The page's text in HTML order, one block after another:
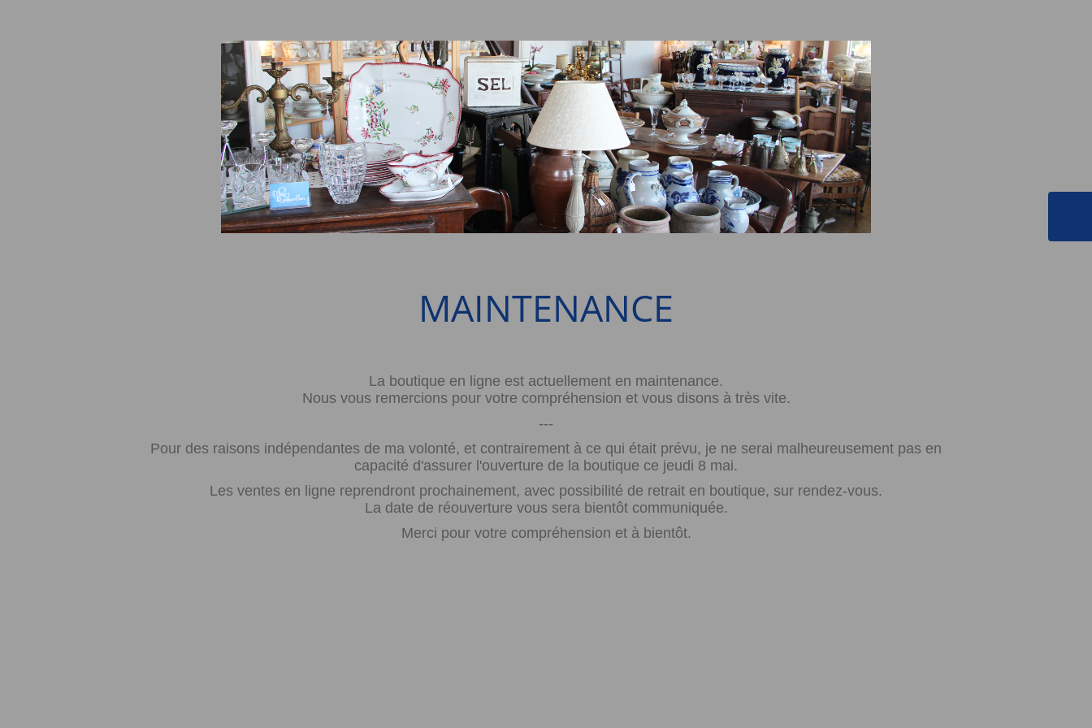
MAINTENANCE
La boutique en ligne est actuellement en maintenance.
Nous vous remercions pour votre compréhension et vous disons à très vite.
---
Pour des raisons indépendantes de ma volonté, et contrairement à ce qui était prévu, je ne serai malheureusement pas en
capacité d'assurer l'ouverture de la boutique ce jeudi 8 mai.
Les ventes en ligne reprendront prochainement, avec possibilité de retrait en boutique, sur rendez-vous.
La date de réouverture vous sera bientôt communiquée.
Merci pour votre compréhension et à bientôt.